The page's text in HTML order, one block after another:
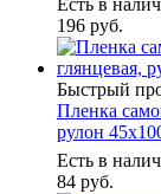
Есть в
196 руб.
Быстрый
Пленка
рулон
Есть в
84 руб.